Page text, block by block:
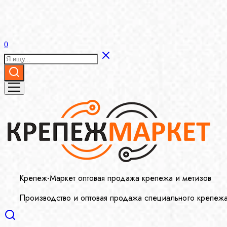
0
Крепеж-Маркет оптовая продажа крепежа и метизов
Производство и оптовая продажа специального